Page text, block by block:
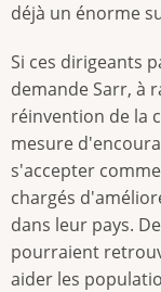
déjà un énorme
Si ces dirigeants
demande Sarr, à
réinvention de la
mesure
s'accepter
chargés
dans leur pays.
pourraient
aider les